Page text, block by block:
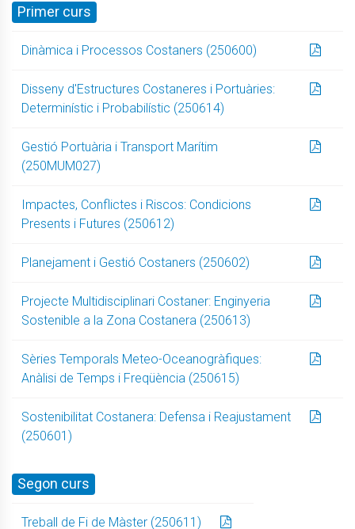
Primer curs
Dinàmica i Processos Costaners (250600)
Disseny d'Estructures Costaneres i Portuàries:
Determinístic i Probabilístic (250614)
Gestió Portuària i Transport Marítim
(250MUM027)
Impactes, Conflictes i Riscos: Condicions
Presents i Futures (250612)
Planejament i Gestió Costaners (250602)
Projecte Multidisciplinari Costaner: Enginyeria
Sostenible a la Zona Costanera (250613)
Sèries Temporals Meteo-Oceanogràfiques:
Anàlisi de Temps i Freqüència (250615)
Sostenibilitat Costanera: Defensa i Reajustament
(250601)
Segon curs
Treball de Fi de Màster (250611)